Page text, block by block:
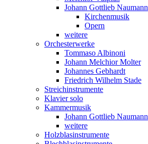
Johann Gottlieb Naumann
Kirchenmusik
Opern
weitere
Orchesterwerke
Tommaso Albinoni
Johann Melchior Molter
Johannes Gebhardt
Friedrich Wilhelm Stade
Streichinstrumente
Klavier solo
Kammermusik
Johann Gottlieb Naumann
weitere
Holzblasinstrumente